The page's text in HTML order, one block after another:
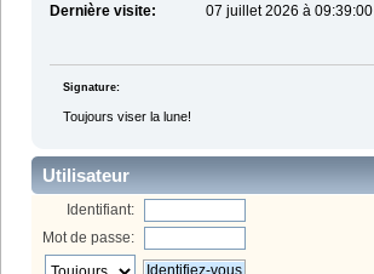
Dernière visite:
07 juillet 2026 à 09:39:00
Signature:
Toujours viser la lune!
Utilisateur
Identifiant:
Mot de passe: